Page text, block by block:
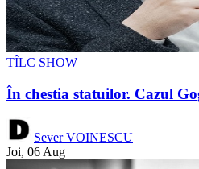
TÎLC SHOW
În chestia statuilor. Cazul
Sever VOINESCU
Joi, 06 Aug